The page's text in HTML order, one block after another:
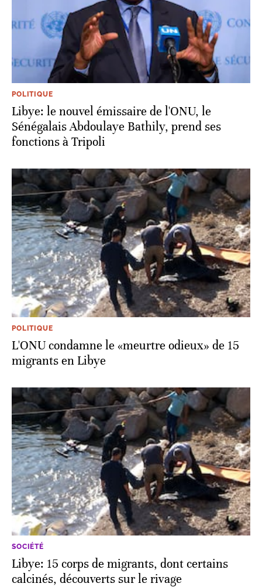
POLITIQUE
Libye: le nouvel émissaire de l'ONU, le
Sénégalais Abdoulaye Bathily, prend ses
fonctions à Tripoli
POLITIQUE
L'ONU condamne le «meurtre odieux» de 15
migrants en Libye
SOCIÉTÉ
Libye: 15 corps de migrants, dont certains
calcinés, découverts sur le rivage